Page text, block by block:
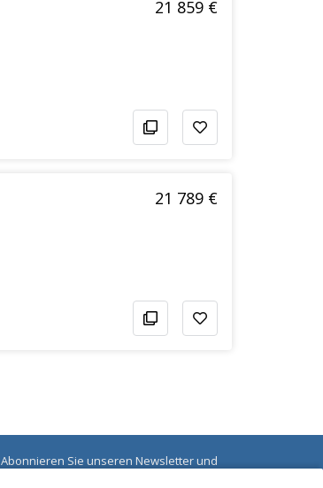
21 859 €
21 789 €
Abonnieren Sie unseren Newsletter und